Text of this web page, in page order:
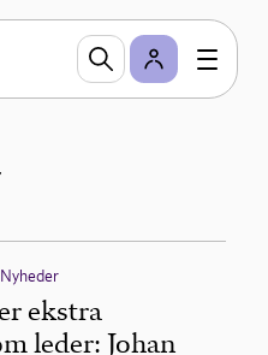
Nyheder
ekstra
leder: Johan